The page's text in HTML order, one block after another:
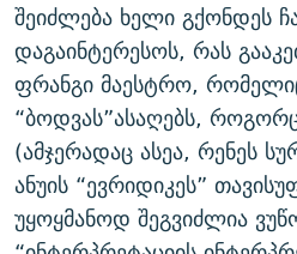
შეიძლება ხელი გქონდეს
დაგაინტერესოს, რას
ფრანგი მაესტრო,
“ბოდვას”ასაღებს,
(ამჯერადაც ასეა, რენეს
ანუის “ევრიდიკეს”
უყოყმანოდ შეგვიძლია